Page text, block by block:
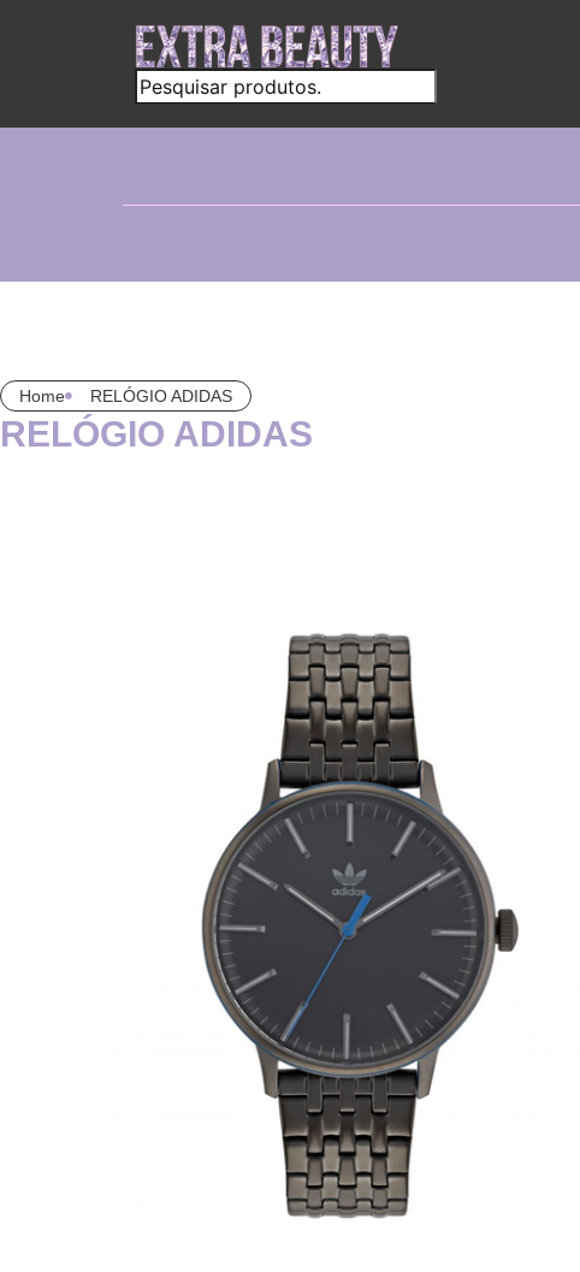
Home RELÓGIO ADIDAS
RELÓGIO ADIDAS